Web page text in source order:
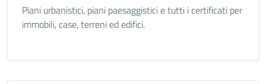
Piani urbanistici, piani paesaggistici e tutti i certificati per
immobili, case, terreni ed edifici.